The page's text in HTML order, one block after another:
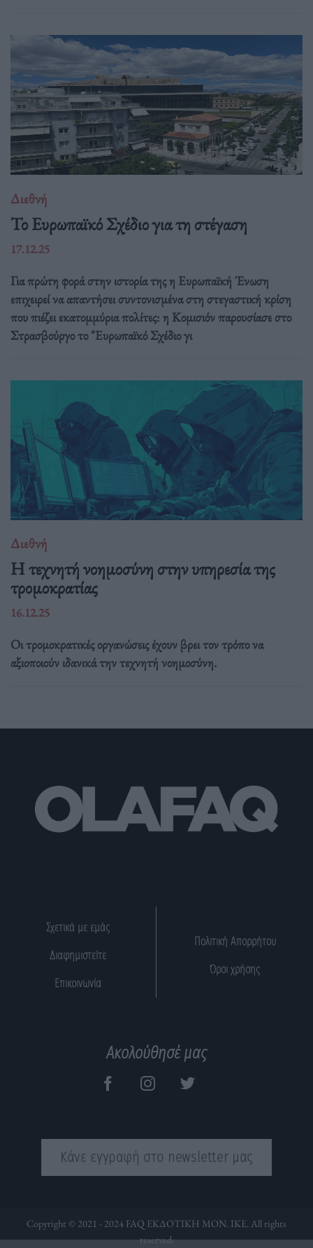
Διεθνή
Το Ευρωπαϊκό Σχέδιο για τη στέγαση
17.12.25
Για πρώτη φορά στην ιστορία της η Ευρωπαϊκή Ένωση
επιχειρεί να απαντήσει συντονισμένα στη στεγαστική κρίση
που πιέζει εκατομμύρια πολίτες: η Κομισιόν παρουσίασε στο
Στρασβούργο το "Ευρωπαϊκό Σχέδιο γι
Διεθνή
Η τεχνητή νοημοσύνη στην υπηρεσία της
τρομοκρατίας
16.12.25
Οι τρομοκρατικές οργανώσεις έχουν βρει τον τρόπο να
αξιοποιούν ιδανικά την τεχνητή νοημοσύνη.
Σχετικά με εμάς
Διαφημιστείτε
Επικοινωνία
Πολιτική Απορρήτου
Όροι χρήσης
Ακολούθησέ μας
Κάνε εγγραφή στο newsletter μας
Copyright © 2021 - 2024 FAQ ΕΚΔΟΤΙΚΗ ΜΟΝ. ΙΚΕ. All rights
reserved.